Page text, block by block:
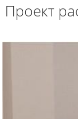
Проект